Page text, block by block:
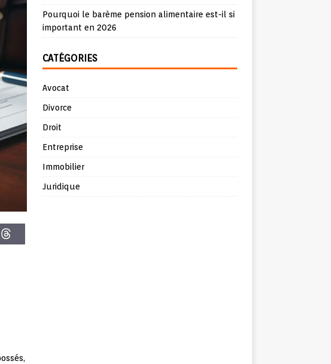
Pourquoi le barème pension alimentaire est-il si
important en 2026
CATÉGORIES
Avocat
Divorce
Droit
Entreprise
Immobilier
Juridique